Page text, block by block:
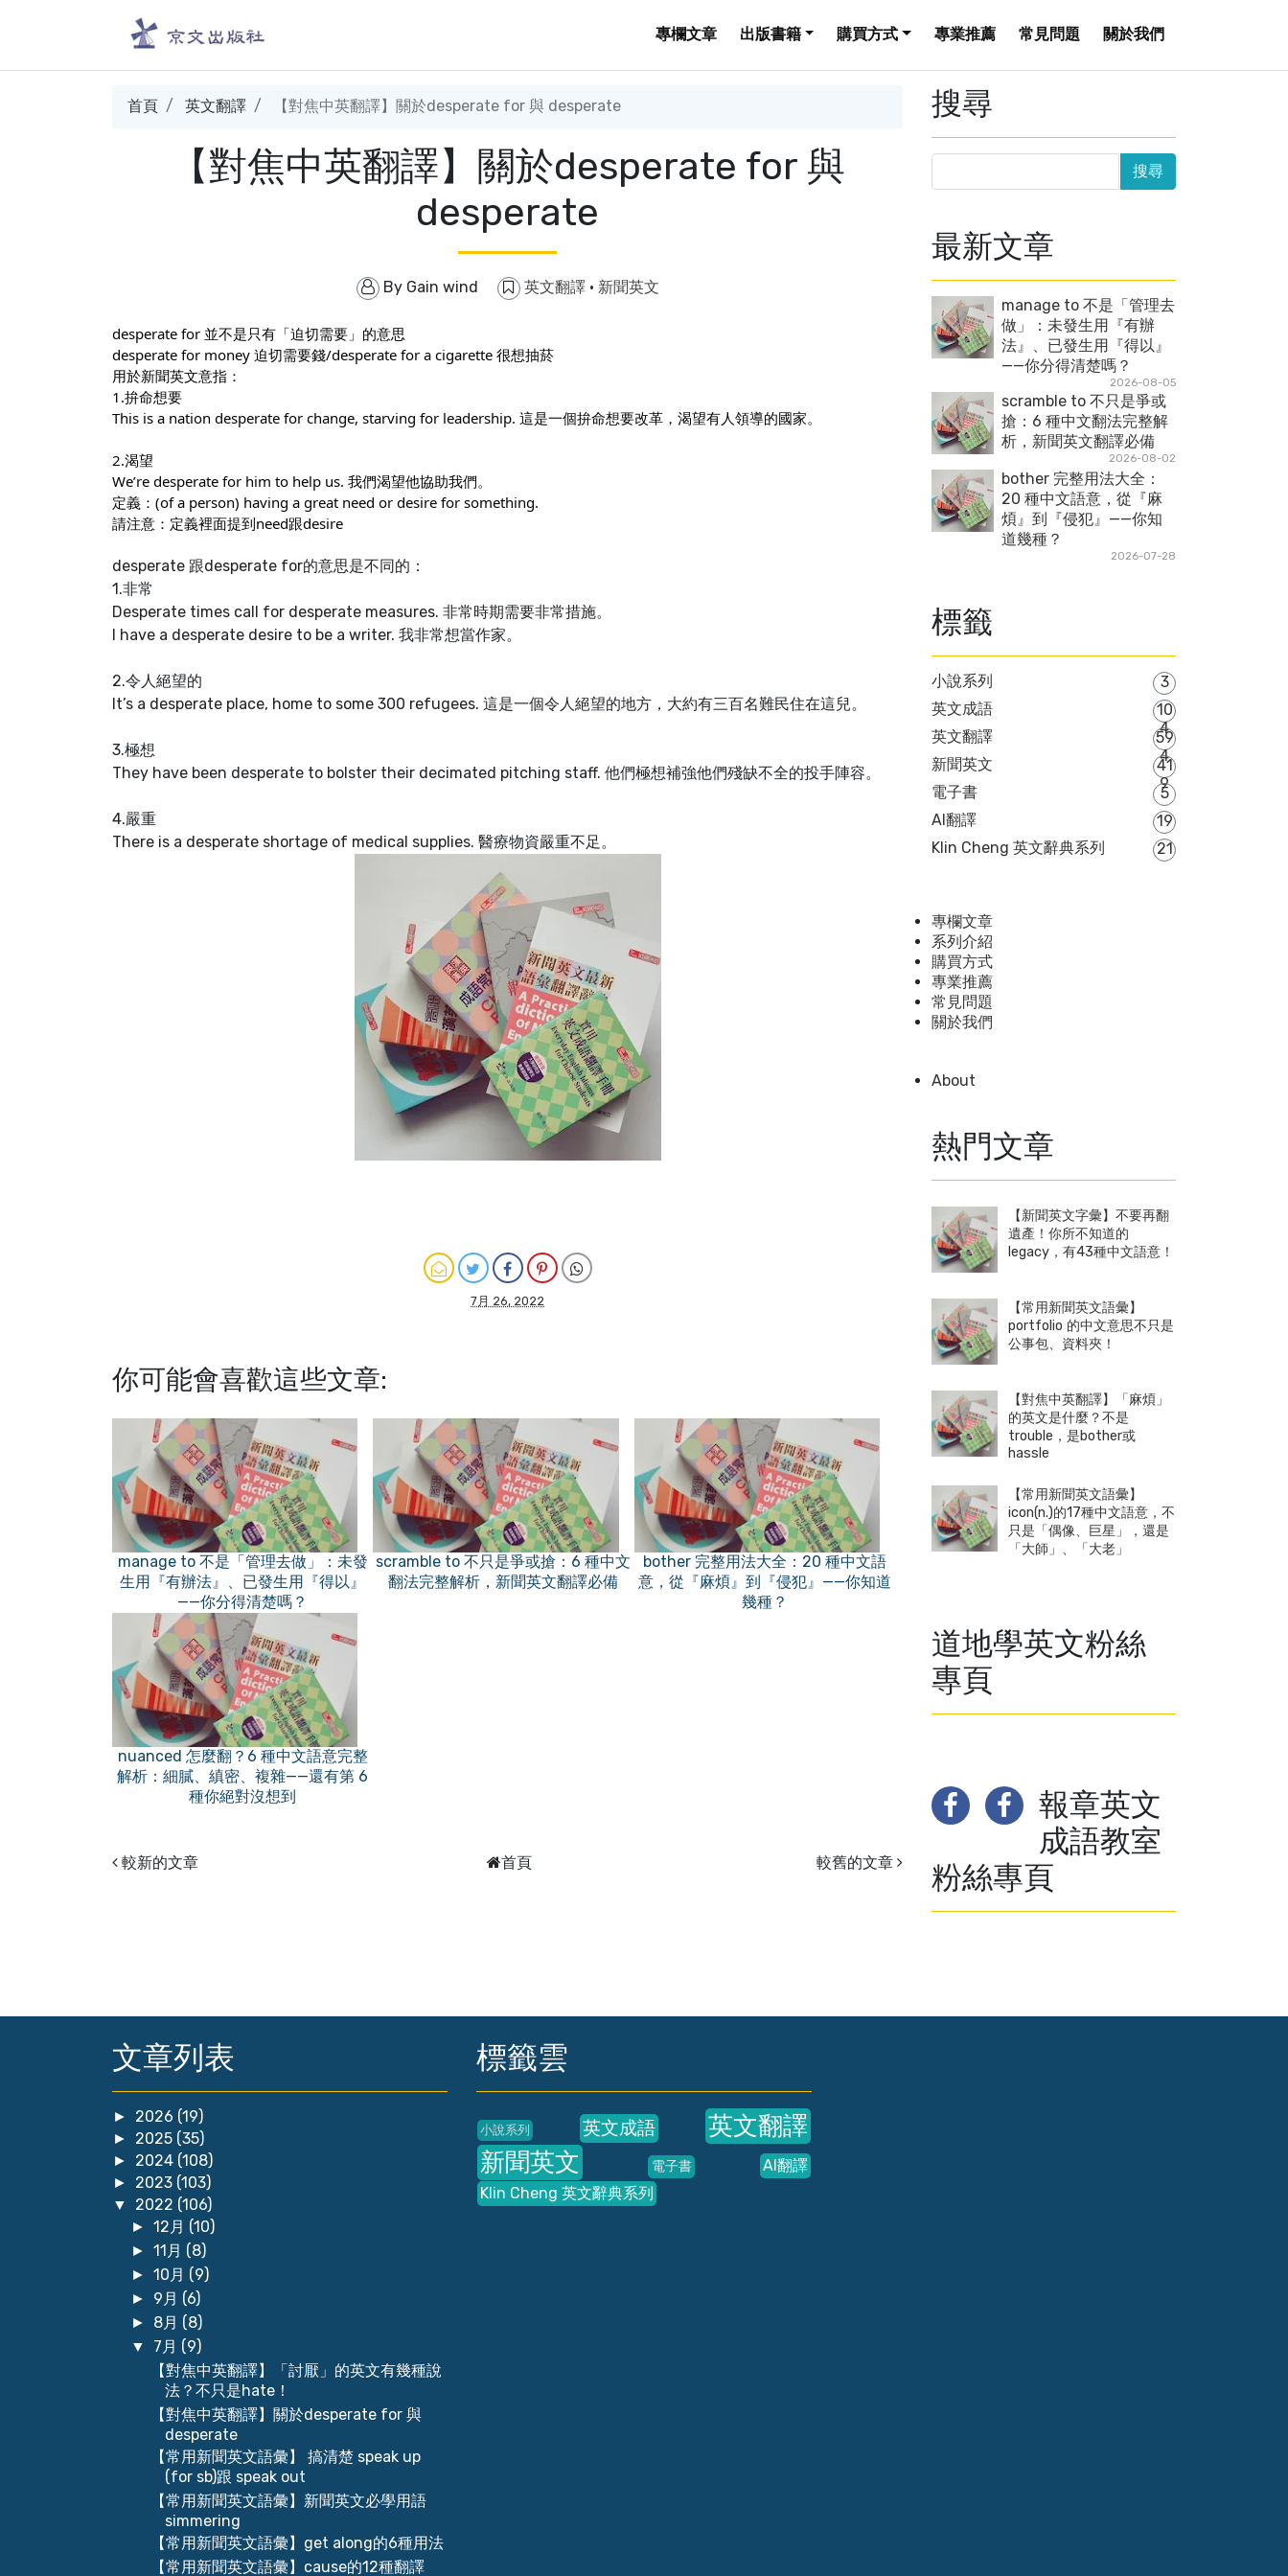
專欄文章 出版書籍 購買方式 專業推薦 常見問題 關於我們
首頁 英文翻譯 【對焦中英翻譯】關於desperate for 與 desperate
【對焦中英翻譯】關於desperate for 與
desperate
By Gain wind 英文翻譯 · 新聞英文
desperate for 並不是只有「迫切需要」的意思
desperate for money 迫切需要錢/desperate for a cigarette 很想抽菸
用於新聞英文意指：
1.拚命想要
This is a nation desperate for change, starving for leadership. 這是一個拚命想要改革，渴望有人領導的國家。
2.渴望
We’re desperate for him to help us. 我們渴望他協助我們。
定義：(of a person) having a great need or desire for something.
請注意：定義裡面提到need跟desire
desperate 跟desperate for的意思是不同的：
1.非常
Desperate times call for desperate measures. 非常時期需要非常措施。
I have a desperate desire to be a writer. 我非常想當作家。
2.令人絕望的
It’s a desperate place, home to some 300 refugees. 這是一個令人絕望的地方，大約有三百名難民住在這兒。
3.極想
They have been desperate to bolster their decimated pitching staff. 他們極想補強他們殘缺不全的投手陣容。
4.嚴重
There is a desperate shortage of medical supplies. 醫療物資嚴重不足。
7月 26, 2022
你可能會喜歡這些文章:
manage to 不是「管理去做」：未發
生用『有辦法』、已發生用『得以』
——你分得清楚嗎？
scramble to 不只是爭或搶：6 種中文
翻法完整解析，新聞英文翻譯必備
bother 完整用法大全：20 種中文語
意，從『麻煩』到『侵犯』——你知道
幾種？
nuanced 怎麼翻？6 種中文語意完整
解析：細膩、縝密、複雜——還有第 6
種你絕對沒想到
較新的文章 較舊的文章
首頁
搜尋
最新文章
manage to 不是「管理去
做」：未發生用『有辦
法』、已發生用『得以』
——你分得清楚嗎？
2026-08-05
scramble to 不只是爭或
搶：6 種中文翻法完整解
析，新聞英文翻譯必備
2026-08-02
bother 完整用法大全：
20 種中文語意，從『麻
煩』到『侵犯』——你知
道幾種？
2026-07-28
標籤
小說系列
3
英文成語
10
4
英文翻譯
59
4
新聞英文
41
9
電子書
5
AI翻譯
19
Klin Cheng 英文辭典系列
21
專欄文章
系列介紹
購買方式
專業推薦
常見問題
關於我們
About
熱門文章
【新聞英文字彙】不要再翻
遺產！你所不知道的
legacy，有43種中文語意！
【常用新聞英文語彙】
portfolio 的中文意思不只是
公事包、資料夾！
【對焦中英翻譯】「麻煩」
的英文是什麼？不是
trouble，是bother或
hassle
【常用新聞英文語彙】
icon(n.)的17種中文語意，不
只是「偶像、巨星」，還是
「大師」、「大老」
道地學英文粉絲
專頁
報章英文
成語教室
粉絲專頁
文章列表
► 2026 (19)
► 2025 (35)
► 2024 (108)
► 2023 (103)
▼ 2022 (106)
►12月 (10)
►11月 (8)
►10月 (9)
► 9月 (6)
► 8月 (8)
▼ 7月 (9)
【對焦中英翻譯】「討厭」的英文有幾種說
法？不只是hate！
【對焦中英翻譯】關於desperate for 與
desperate
【常用新聞英文語彙】 搞清楚 speak up
(for sb)跟 speak out
【常用新聞英文語彙】新聞英文必學用語
simmering
【常用新聞英文語彙】get along的6種用法
【常用新聞英文語彙】cause的12種翻譯
標籤雲
小說系列 英文成語
英文翻譯
新聞英文
電子書
AI翻譯
Klin Cheng 英文辭典系列